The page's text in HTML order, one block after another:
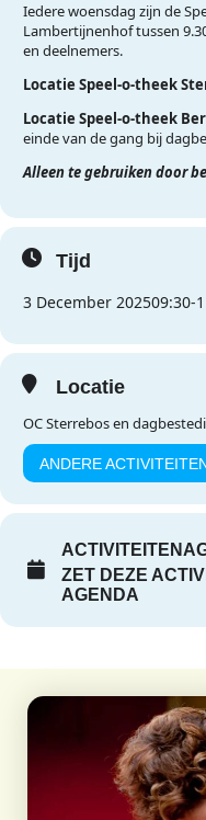
Iedere woensdag zijn de
Lambertijnenhof tussen
en deelnemers.
Locatie Speel-o-theek
Locatie Speel-o-theek
einde van de gang bij
Alleen te gebruiken door
Tijd
3 December 202509:30-
Locatie
OC Sterrebos en
ANDERE
ZET DEZE
AGENDA